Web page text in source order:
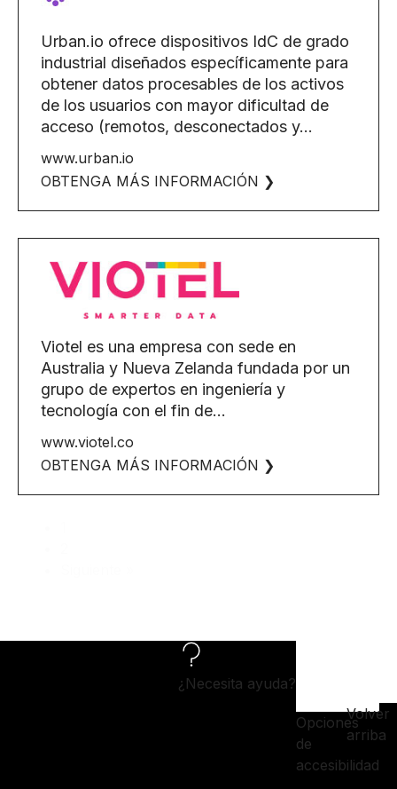
Urban.io ofrece dispositivos IdC de grado
industrial diseñados específicamente para
obtener datos procesables de los activos
de los usuarios con mayor dificultad de
acceso (remotos, desconectados y...
www.urban.io
OBTENGA MÁS INFORMACIÓN ❯
Viotel es una empresa con sede en
Australia y Nueva Zelanda fundada por un
grupo de expertos en ingeniería y
tecnología con el fin de...
www.viotel.co
OBTENGA MÁS INFORMACIÓN ❯
¿Necesita ayuda?
Opciones
de
accesibilidad
Volver
arriba